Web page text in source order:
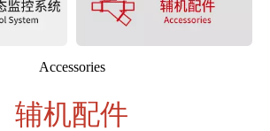
Accessories
辅机配件